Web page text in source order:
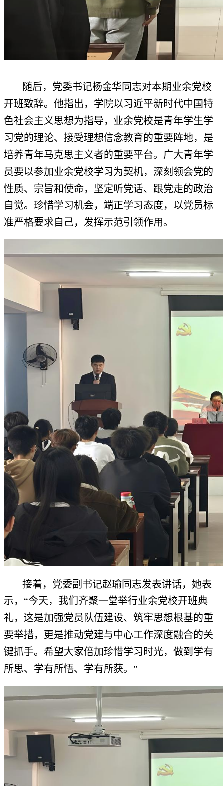
随后，党委书记杨金华同志对本期业余党校
开班致辞。他指出，学院以习近平新时代中国特
色社会主义思想为指导，业余党校是青年学生学
习党的理论、接受理想信念教育的重要阵地，是
培养青年马克思主义者的重要平台。广大青年学
员要以参加业余党校学习为契机，深刻领会党的
性质、宗旨和使命，坚定听党话、跟党走的政治
自觉。珍惜学习机会，端正学习态度，以党员标
准严格要求自己，发挥示范引领作用。
接着，党委副书记赵瑜同志发表讲话，她表
示，“今天，我们齐聚一堂举行业余党校开班典
礼，这是加强党员队伍建设、筑牢思想根基的重
要举措，更是推动党建与中心工作深度融合的关
键抓手。希望大家倍加珍惜学习时光，做到学有
所思、学有所悟、学有所获。 ”